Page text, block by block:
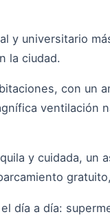
y universitario
la ciudad.
con un
y cuidada,
día a día: